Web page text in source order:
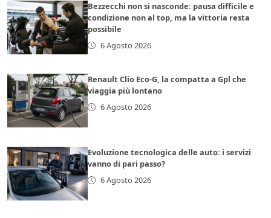
Bezzecchi non si nasconde: pausa difficile e
condizione non al top, ma la vittoria resta
possibile
6 Agosto 2026
Renault Clio Eco-G, la compatta a Gpl che
viaggia più lontano
6 Agosto 2026
Evoluzione tecnologica delle auto: i servizi
vanno di pari passo?
6 Agosto 2026